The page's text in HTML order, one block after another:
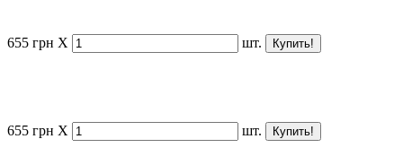
655 грн X шт.
655 грн X шт.